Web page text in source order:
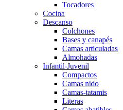
Tocadores
Cocina
Descanso
Colchones
Bases y canapés
Camas articuladas
Almohadas
Infantil-Juvenil
Compactos
Camas nido
Camas-tatamis
Literas